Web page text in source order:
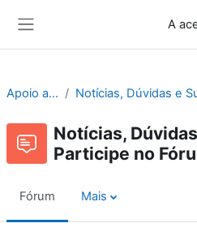
A
Apoio ao Moodle
Notícias,
Participe no
Fórum Mais